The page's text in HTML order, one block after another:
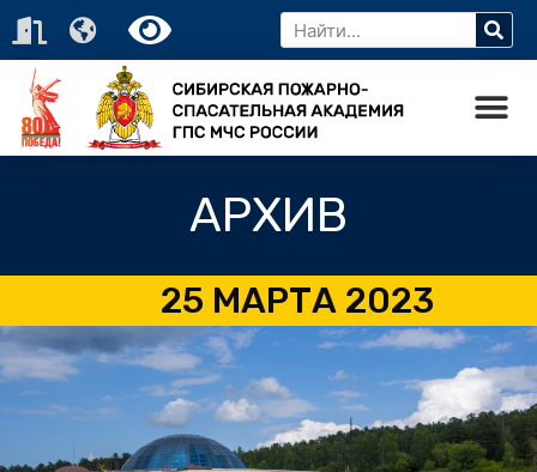
АРХИВ
25 МАРТА 2023